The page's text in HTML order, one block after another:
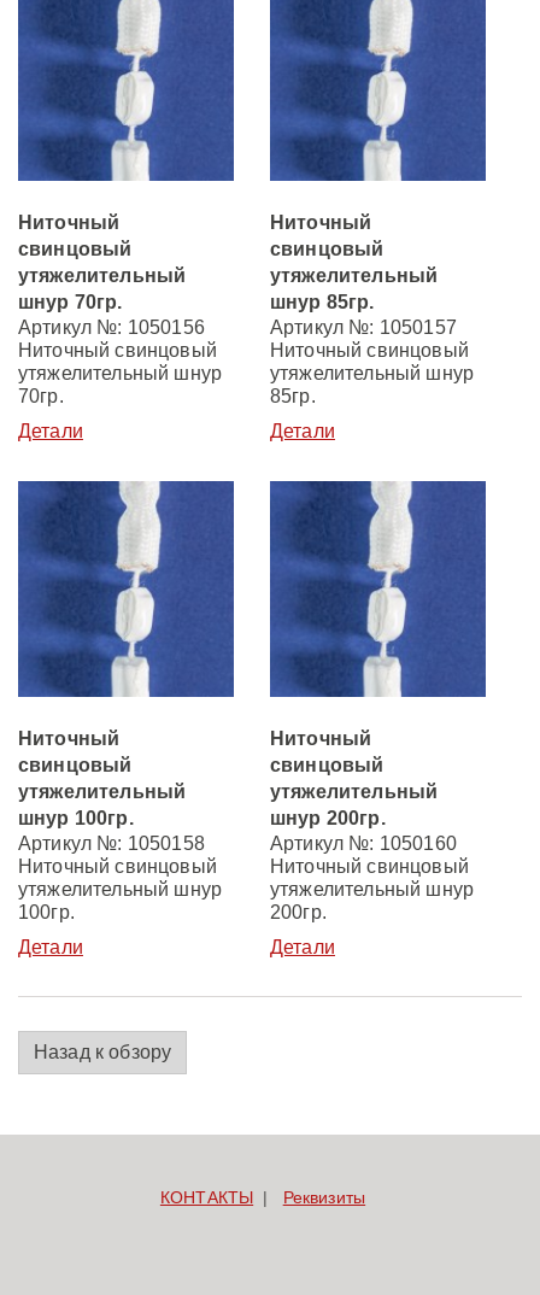
Ниточный
свинцовый
утяжелительный
шнур 70гр.
Артикул №: 1050156
Ниточный свинцовый
утяжелительный шнур
70гр.
Детали
Ниточный
свинцовый
утяжелительный
шнур 85гр.
Артикул №: 1050157
Ниточный свинцовый
утяжелительный шнур
85гр.
Детали
Ниточный
свинцовый
утяжелительный
шнур 100гр.
Артикул №: 1050158
Ниточный свинцовый
утяжелительный шнур
100гр.
Детали
Ниточный
свинцовый
утяжелительный
шнур 200гр.
Артикул №: 1050160
Ниточный свинцовый
утяжелительный шнур
200гр.
Детали
Назад к обзору
КОНТАКТЫ Реквизиты